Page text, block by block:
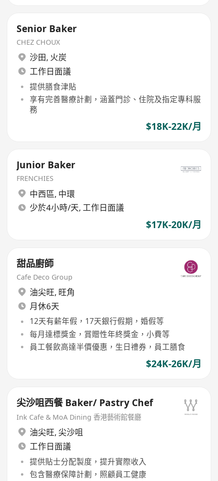
Senior Baker
CHEZ CHOUX
沙田, 火炭
工作日面議
提供膳食津貼
享有完善醫療計劃，涵蓋門診、住院及指定專科服
務
$18K-22K/月
Junior Baker
FRENCHIES
中西區, 中環
少於4小時/天, 工作日面議
$17K-20K/月
甜品廚師
Cafe Deco Group
油尖旺, 旺角
月休6天
12天有薪年假，17天銀行假期，婚假等
每月達標獎金，賞贈性年終獎金，小費等
員工餐飲高達半價優惠，生日禮券，員工膳食
$24K-26K/月
尖沙咀西餐 Baker/ Pastry Chef
Ink Cafe & MoA Dining 香港藝術館餐廳
油尖旺, 尖沙咀
工作日面議
提供貼士分配製度，提升實際收入
包含醫療保障計劃，照顧員工健康